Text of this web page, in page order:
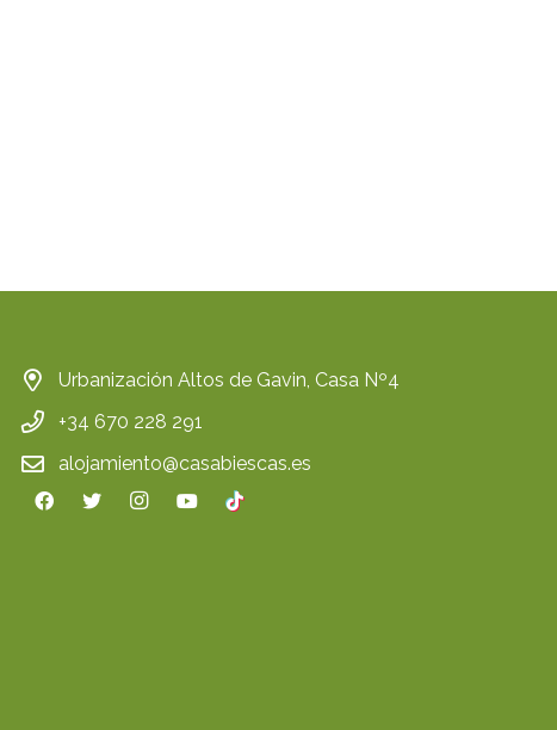
Urbanización Altos de Gavin, Casa Nº4
+34 670 228 291
alojamiento@casabiescas.es